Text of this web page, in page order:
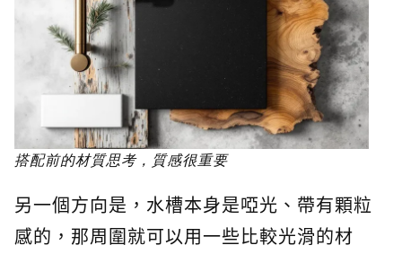
搭配前的材質思考，質感很重要
另一個方向是，水槽本身是啞光、帶有顆粒
感的，那周圍就可以用一些比較光滑的材